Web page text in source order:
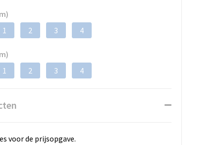
1
2 3 4
1
2 3 4
voor de prijsopgave.